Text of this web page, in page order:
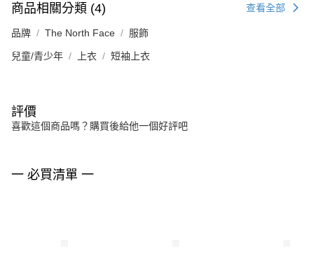
商品相關分類 (4) 查看全部
品牌 The North Face 服飾
兒童/青少年 上衣 短袖上衣
評價
喜歡這個商品嗎？購買後給他一個好評吧
一 必買清單 一